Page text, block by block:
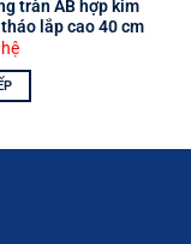
tràn AB hợp kim
lắp cao 40 cm